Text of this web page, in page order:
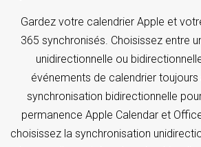
Gardez votre calendrier Apple et
365 synchronisés. Choisissez entre
unidirectionnelle ou
événements de calendrier toujours
synchronisation bidirectionnelle
permanence Apple Calendar et
choisissez la synchronisation